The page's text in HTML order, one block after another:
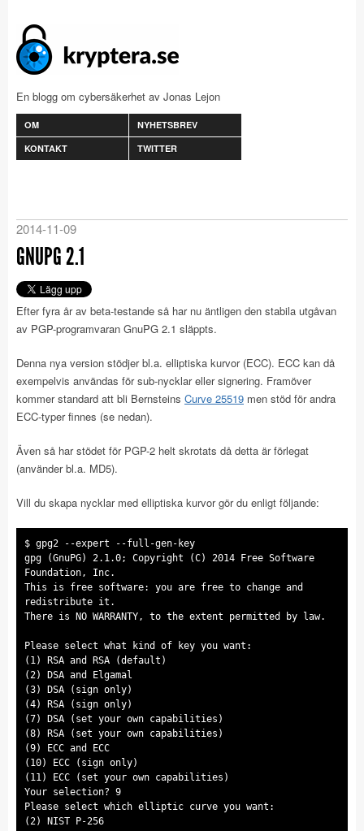
En blogg om cybersäkerhet av Jonas Lejon
OM
NYHETSBREV
KONTAKT
TWITTER
2014-11-09
GNUPG 2.1
Efter fyra år av beta-testande så har nu äntligen den stabila utgåvan
av PGP-programvaran GnuPG 2.1 släppts.
Denna nya version stödjer bl.a. elliptiska kurvor (ECC). ECC kan då
exempelvis användas för sub-nycklar eller signering. Framöver
kommer standard att bli Bernsteins Curve 25519 men stöd för andra
ECC-typer finnes (se nedan).
Även så har stödet för PGP-2 helt skrotats då detta är förlegat
(använder bl.a. MD5).
Vill du skapa nycklar med elliptiska kurvor gör du enligt följande:
$ gpg2 --expert --full-gen-key
gpg (GnuPG) 2.1.0; Copyright (C) 2014 Free Software
Foundation, Inc.
This is free software: you are free to change and
redistribute it.
There is NO WARRANTY, to the extent permitted by law.
Please select what kind of key you want:
(1) RSA and RSA (default)
(2) DSA and Elgamal
(3) DSA (sign only)
(4) RSA (sign only)
(7) DSA (set your own capabilities)
(8) RSA (set your own capabilities)
(9) ECC and ECC
(10) ECC (sign only)
(11) ECC (set your own capabilities)
Your selection? 9
Please select which elliptic curve you want:
(2) NIST P-256